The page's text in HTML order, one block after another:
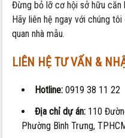
Đừng bỏ lỡ cơ hội sở hữu căn
Hãy liên hệ ngay với chúng
quan nhà mẫu.
LIÊN HỆ TƯ VẤN &
Hotline: 0919 38 11 22
Địa chỉ dự án: 110
Phường Bình Trưng,